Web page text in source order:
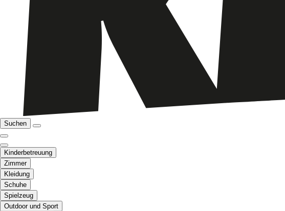
Suchen
Kinderbetreuung
Zimmer
Kleidung
Schuhe
Spielzeug
Outdoor und Sport